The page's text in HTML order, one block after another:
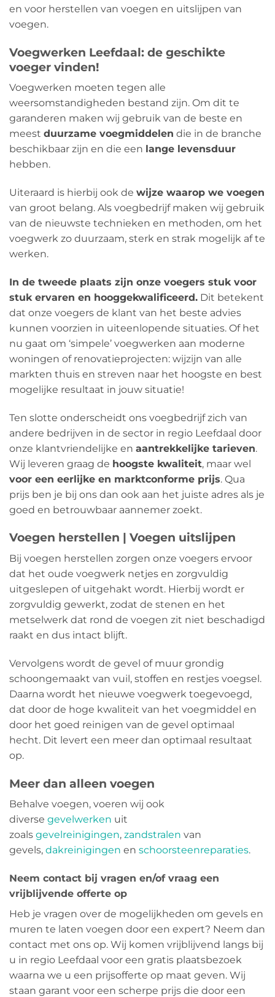
en voor herstellen van voegen en uitslijpen van
voegen.
Voegwerken Leefdaal: de geschikte
voeger vinden!
Voegwerken moeten tegen alle
weersomstandigheden bestand zijn. Om dit te
garanderen maken wij gebruik van de beste en
meest duurzame voegmiddelen die in de branche
beschikbaar zijn en die een lange levensduur
hebben.
Uiteraard is hierbij ook de wijze waarop we voegen
van groot belang. Als voegbedrijf maken wij gebruik
van de nieuwste technieken en methoden, om het
voegwerk zo duurzaam, sterk en strak mogelijk af te
werken.
In de tweede plaats zijn onze voegers stuk voor
stuk ervaren en hooggekwalificeerd. Dit betekent
dat onze voegers de klant van het beste advies
kunnen voorzien in uiteenlopende situaties. Of het
nu gaat om ‘simpele’ voegwerken aan moderne
woningen of renovatieprojecten: wijzijn van alle
markten thuis en streven naar het hoogste en best
mogelijke resultaat in jouw situatie!
Ten slotte onderscheidt ons voegbedrijf zich van
andere bedrijven in de sector in regio Leefdaal door
onze klantvriendelijke en aantrekkelijke tarieven.
Wij leveren graag de hoogste kwaliteit, maar wel
voor een eerlijke en marktconforme prijs. Qua
prijs ben je bij ons dan ook aan het juiste adres als je
goed en betrouwbaar aannemer zoekt.
Voegen herstellen | Voegen uitslijpen
Bij voegen herstellen zorgen onze voegers ervoor
dat het oude voegwerk netjes en zorgvuldig
uitgeslepen of uitgehakt wordt. Hierbij wordt er
zorgvuldig gewerkt, zodat de stenen en het
metselwerk dat rond de voegen zit niet beschadigd
raakt en dus intact blijft.
Vervolgens wordt de gevel of muur grondig
schoongemaakt van vuil, stoffen en restjes voegsel.
Daarna wordt het nieuwe voegwerk toegevoegd,
dat door de hoge kwaliteit van het voegmiddel en
door het goed reinigen van de gevel optimaal
hecht. Dit levert een meer dan optimaal resultaat
op.
Meer dan alleen voegen
Behalve voegen, voeren wij ook
diverse gevelwerken uit
zoals gevelreinigingen, zandstralen van
gevels, dakreinigingen en schoorsteenreparaties.
Neem contact bij vragen en/of vraag een
vrijblijvende offerte op
Heb je vragen over de mogelijkheden om gevels en
muren te laten voegen door een expert? Neem dan
contact met ons op. Wij komen vrijblijvend langs bij
u in regio Leefdaal voor een gratis plaatsbezoek
waarna we u een prijsofferte op maat geven. Wij
staan garant voor een scherpe prijs die door een